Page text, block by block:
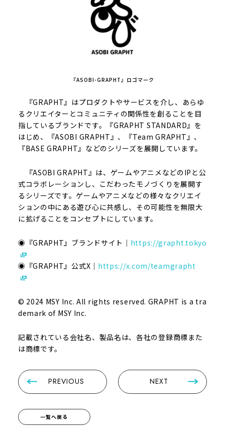
『ASOBI-GRAPHT』ロゴマーク
『GRAPHT』はプロダクトやサービスを介し、あらゆ
るクリエイターとコミュニティの関係性を創ることを目
指しているブランドです。『GRAPHT STANDARD』を
はじめ、『ASOBI GRAPHT』、『Team GRAPHT』、
『BASE GRAPHT』などのシリーズを展開しています。
『ASOBI GRAPHT』は、ゲームやアニメなどのIPと公
式コラボレーションし、こだわったモノづくりを展開す
るシリーズです。ゲームやアニメなどの様々なクリエイ
ションの中にある遊び心に共感し、その可能性を無限大
に拡げることをコンセプトにしています。
◉『GRAPHT』ブランドサイト｜ https://grapht.tokyo
◉『GRAPHT』公式X｜ https://x.com/teamgrapht
© 2024 MSY Inc. All rights reserved. GRAPHT is a tra
demark of MSY Inc.
記載されている会社名、製品名は、各社の登録商標また
は商標です。
PREVIOUS NEXT
一覧へ戻る